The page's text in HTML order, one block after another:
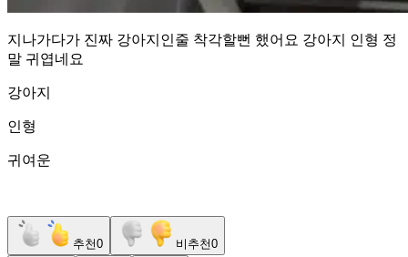
지나가다가 진짜 강아지인줄 착각할뻔 했어요 강아지 인형 정
말 귀엽네요
강아지
인형
귀여운
추천0 비추천0